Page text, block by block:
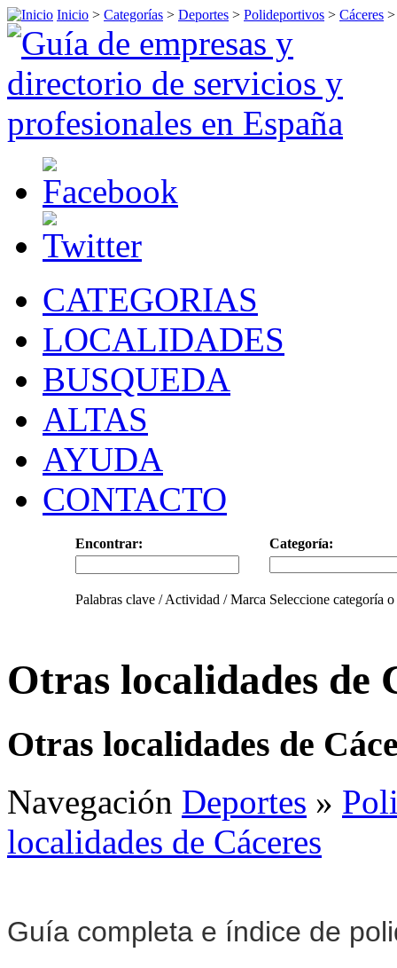
Inicio > Categorías > Deportes > Polideportivos > Cáceres
CATEGORIAS
LOCALIDADES
BUSQUEDA
ALTAS
AYUDA
CONTACTO
Encontrar: Categoría:
Palabras clave / Actividad / Marca Seleccione categoría
Otras localidades de
Otras localidades de
Navegación Deportes »
localidades de Cáceres
Guía completa e índice de